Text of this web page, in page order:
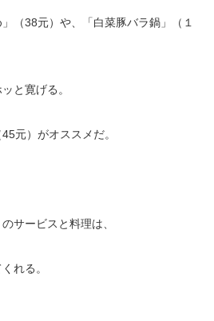
（38元）や、「白菜豚バラ鍋」（１
と寛げる。
元）がオススメだ。
サービスと料理は、
れる。